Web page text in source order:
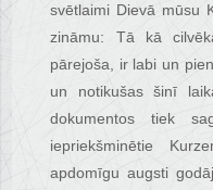
svētlaimi Dievā mūsu
zināmu: Tā kā
pārejoša, ir labi un
un notikušas šinī
dokumentos tiek
iepriekšminētie
apdomīgu augsti